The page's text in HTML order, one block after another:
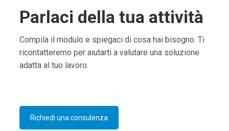
Parlaci della tua attività
Compila il modulo e spiegaci di cosa hai bisogno. Ti
ricontatteremo per aiutarti a valutare una soluzione
adatta al tuo lavoro.
Richiedi una consulenza